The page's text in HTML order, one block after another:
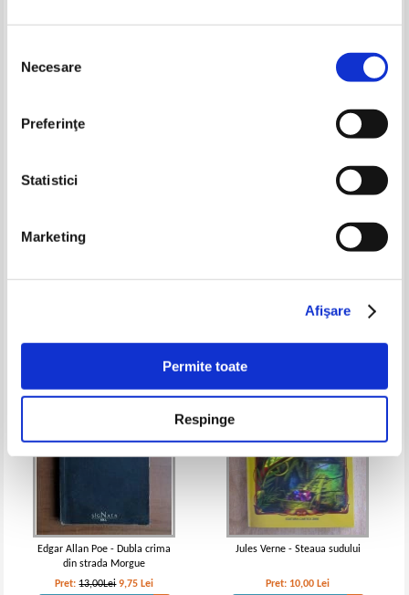
consimțământului
Necesare
Preferinţe
Statistici
Marketing
Afişare
Permite toate
Respinge
Arthur Hailey - Manuitorii de
Pret:13,00Lei 9,10 Lei
Cole Perriman - Insomnimania
Pret:16,00Lei 11,20 Lei
Edgar Allan Poe - Dubla crima
din strada Morgue
Pret:13,00Lei 9,75 Lei
Jules Verne - Steaua sudului
Pret: 10,00 Lei